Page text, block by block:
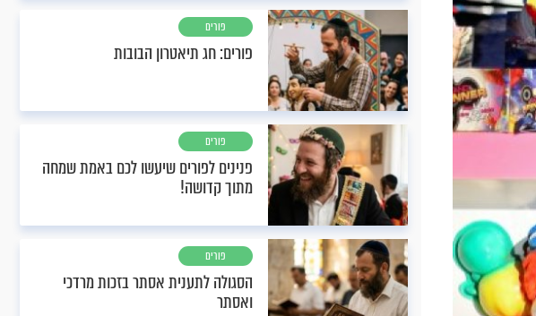
פורים
פורים: חג תיאטרון הבובות
פורים
פנינים לפורים שיעשו לכם באמת שמחה
מתוך קדושה!
פורים
הסגולה לתענית אסתר בזכות מרדכי
ואסתר